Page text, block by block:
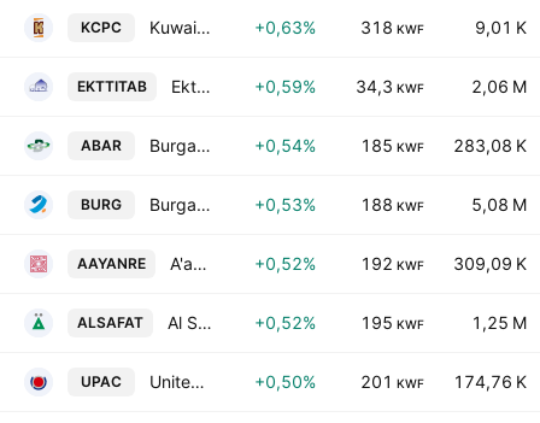
KCPC Kuwait Co for Process Plant Construction & Contracting KSC +0,63% 318 KWF 9,01 K
EKTTITAB Ekttitab Holding Co. (S.A.K.) +0,59% 34,3 KWF 2,06 M
ABAR Burgan Co. for Well Drilling, Trading & Maintenance SAK +0,54% 185 KWF 283,08 K
BURG Burgan Bank +0,53% 188 KWF 5,08 M
AAYANRE A'ayan Real Estate Company +0,52% 192 KWF 309,09 K
ALSAFAT Al Safat Investment Co. KSCC +0,52% 195 KWF 1,25 M
UPAC United Projects Company for Aviation Services KSCP +0,50% 201 KWF 174,76 K